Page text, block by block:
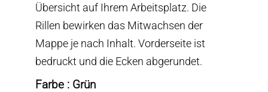
Übersicht auf Ihrem Arbeitsplatz. Die
Rillen bewirken das Mitwachsen der
Mappe je nach Inhalt. Vorderseite ist
bedruckt und die Ecken abgerundet.
Farbe : Grün